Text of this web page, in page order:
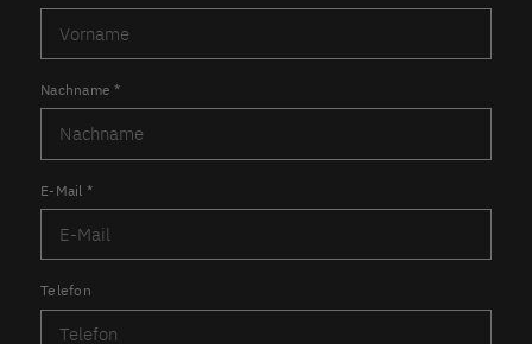
Nachname*
E-Mail *
Telefon